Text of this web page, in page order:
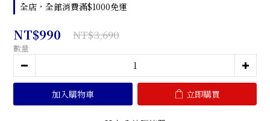
全店，全館消費滿$1000免運
NT$990 NT$3,690
數量
加入購物車 立即購買